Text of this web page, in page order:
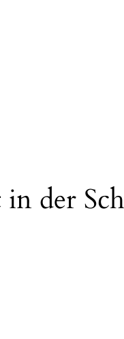
der